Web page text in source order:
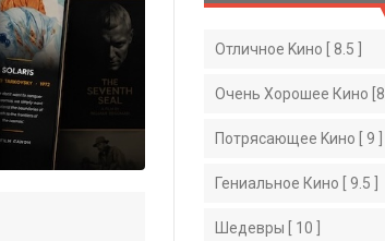
Отличное Kино [ 8.5 ]
Очень Хорошее Кино [8]
Потрясающее Kино [ 9 ]
Гениальное Кино [ 9.5 ]
Шедевры [ 10 ]